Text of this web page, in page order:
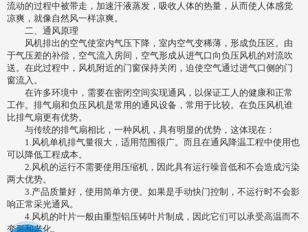
流动的过程中被带走，加速汗液蒸发，吸收人体的热量，从而使人体感觉
凉爽，就像自然风一样凉爽。
二、通风原理
风机排出的空气使室内气压下降，室内空气变稀薄，形成负压区。由
于气压差的补偿，空气流入房间，空气形成从进气口向负压风机的对流吹
送。在此过程中，风机附近的门窗保持关闭，迫使空气通过进气口侧的门
窗流入。
在许多环境中，需要在密闭空间实现通风，以保证工人的健康和正常
工作。排气扇和负压风机是常用的通风设备，常用于比较。在负压风机谁
比排气扇更有优势。
与传统的排气扇相比，一种风机，具有明显的优势，这体现在：
1.风机单机排气量很大，适用范围很广。而且在通风降温工程中使用也
可以降低工程成本。
2.风机的运行不需要使用压缩机，因此具有运行噪音低和不会造成污染
两大优势。
3.产品质量好，使用简单方便。如果是手动快门控制，不运行时不会影
响正常采光通风。
4.风机的叶片一般由重型铝压铸叶片制成，因此它们可以承受高温而不
变形和老化。